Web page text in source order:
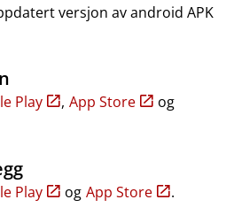
versjon av android APK
Play , App Store
og
Play og App Store .